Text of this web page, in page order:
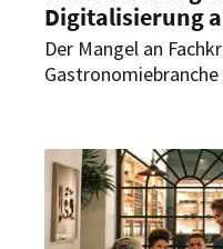
Digitalisierung
Der Mangel an
Unzufriedenheit und